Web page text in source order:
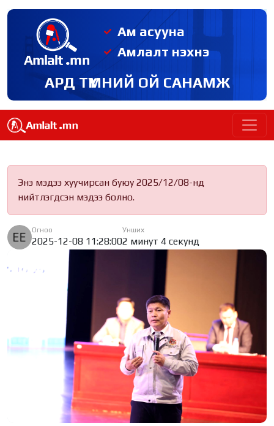
Ам асууна
Амлалт нэхнэ
АРД ТҮМНИЙ ОЙ САНАМЖ
Энэ мэдээ хуучирсан буюу 2025/12/08-нд
нийтлэгдсэн мэдээ болно.
Огноо
2025-12-08 11:28:00
Унших
2 минут 4 секунд